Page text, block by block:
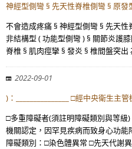
神經型側彎 § 先天性脊椎側彎 § 原發
不會造成疼痛 § 神經型側彎 § 先天
非結構型 ( 功能型側彎 ) § 關節炎護
脊椎 § 肌肉痙攣 § 發炎 § 椎間盤突出
2022-09-01
)：_______________ □經中央衛生主
□多重障礙者(須註明障礙類別與等級)
機關認定，因罕見疾病而致身心功
障礙類別：□染色體異常 □先天代謝